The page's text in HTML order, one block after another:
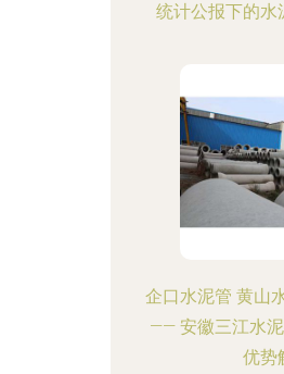
统计公报下的水
企口水泥管 黄山
—— 安徽三江水
优势